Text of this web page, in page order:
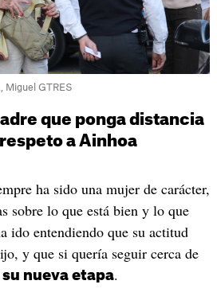
Miguel GTRES
que ponga distancia
a Ainhoa
ha sido una mujer de carácter,
sobre lo que está bien y lo que
ido entendiendo que su actitud
y que si quería seguir cerca de
nueva etapa.